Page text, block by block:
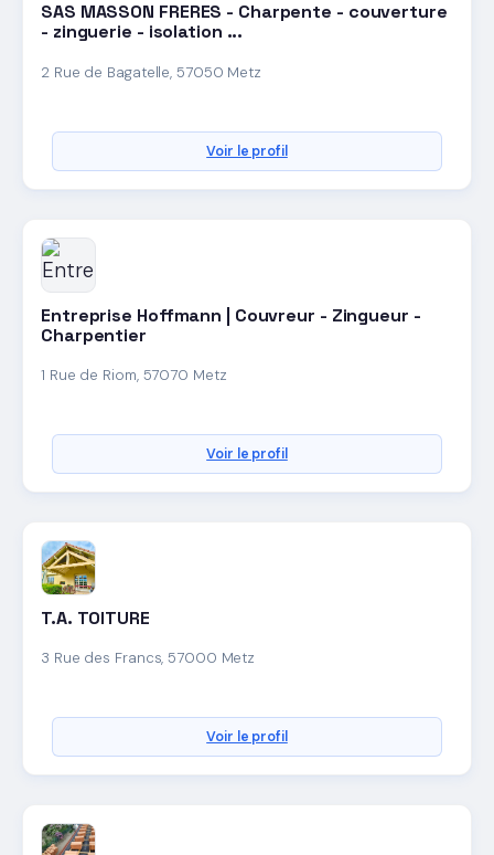
SAS MASSON FRERES - Charpente - couverture
- zinguerie - isolation ...
2 Rue de Bagatelle, 57050 Metz
Voir le profil
Entreprise Hoffmann | Couvreur - Zingueur -
Charpentier
1 Rue de Riom, 57070 Metz
Voir le profil
T.A. TOITURE
3 Rue des Francs, 57000 Metz
Voir le profil